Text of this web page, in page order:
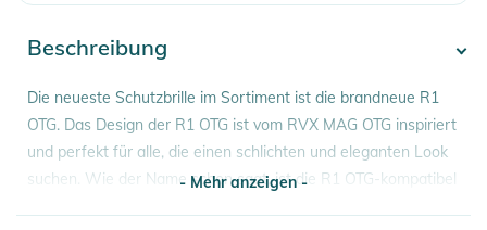
Beschreibung
Die neueste Schutzbrille im Sortiment ist die brandneue R1
OTG. Das Design der R1 OTG ist vom RVX MAG OTG inspiriert
und perfekt für alle, die einen schlichten und eleganten Look
suchen. Wie der Name schon sagt, ist die R1 OTG-kompatibel
- Mehr anzeigen -